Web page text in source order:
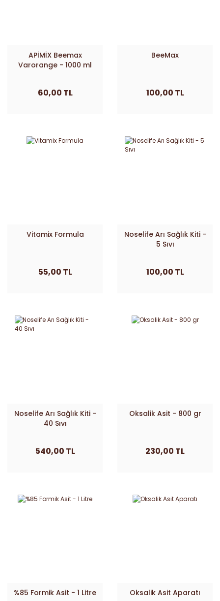
APİMİX Beemax
Varorange - 1000 ml
60,00 TL
BeeMax
100,00 TL
Vitamix Formula
55,00 TL
Noselife Arı Sağlık Kiti -
5 Sıvı
100,00 TL
Noselife Arı Sağlık Kiti -
40 Sıvı
540,00 TL
Oksalik Asit - 800 gr
230,00 TL
%85 Formik Asit - 1 Litre Oksalik Asit Aparatı